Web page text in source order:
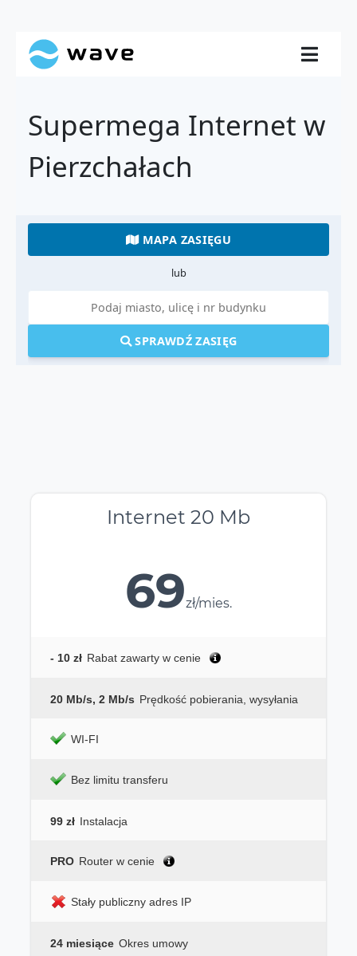
Supermega Internet w
Pierzchałach
MAPA ZASIĘGU
lub
SPRAWDŹ ZASIĘG
Internet 20 Mb
69zł/mies.
- 10 zł Rabat zawarty w cenie
20 Mb/s, 2 Mb/s Prędkość pobierania, wysyłania
WI-FI
Bez limitu transferu
99 zł Instalacja
PRO Router w cenie
Stały publiczny adres IP
24 miesiące Okres umowy